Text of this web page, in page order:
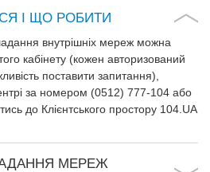
І ЩО РОБИТИ
внутрішніх мереж можна
кабінету (кожен авторизований
поставити запитання),
за номером (0512) 777-104 або
до Клієнтського простору 104.UA
МЕРЕЖ